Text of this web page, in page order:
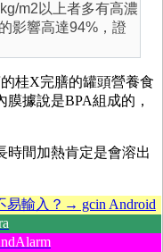
m2以上者多有高濃
影響高達94%，證
桂X完膳的罐頭營養食
據說是BPA組成的，
時間加熱肯定是會溶出
易輸入？→ gcin Android